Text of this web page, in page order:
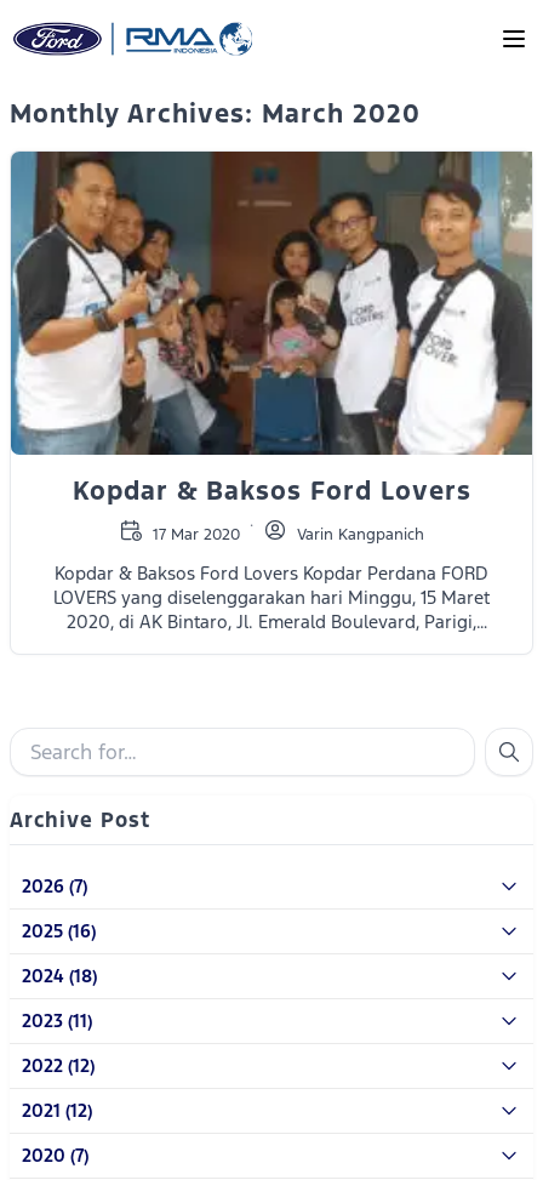
Monthly Archives: March 2020
Kopdar & Baksos Ford Lovers
17 Mar 2020 Varin Kangpanich
Kopdar & Baksos Ford Lovers Kopdar Perdana FORD
LOVERS yang diselenggarakan hari Minggu, 15 Maret
2020, di AK Bintaro, Jl. Emerald Boulevard, Parigi,
Archive Post
2026 (7)
2025 (16)
2024 (18)
2023 (11)
2022 (12)
2021 (12)
2020 (7)